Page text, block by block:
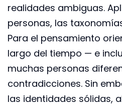
realidades ambiguas.
personas, las
Para el pensamiento
largo del tiempo — e
muchas personas
contradicciones. Sin
las identidades sólidas,